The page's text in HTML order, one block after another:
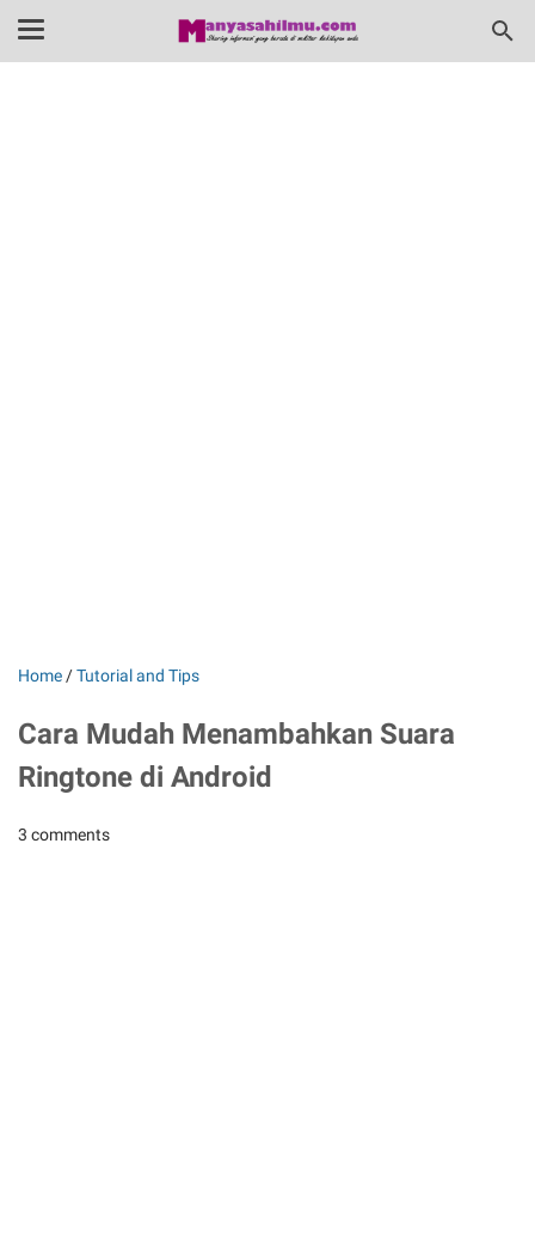
Home /Tutorial and Tips
Cara Mudah Menambahkan Suara
Ringtone di Android
3 comments